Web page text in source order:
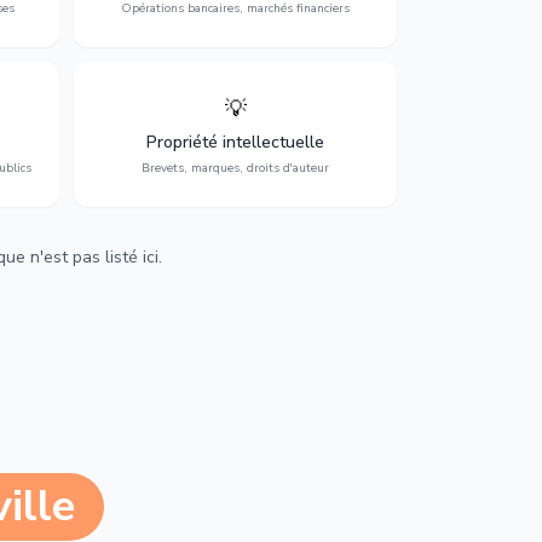
Opérations bancaires, marchés financiers
💡
Propriété intellectuelle
Brevets, marques, droits d'auteur
Protection de vos créations : brevets,
marques, droits d'auteur et lutte contre la
contrefaçon.
n'est pas listé ici.